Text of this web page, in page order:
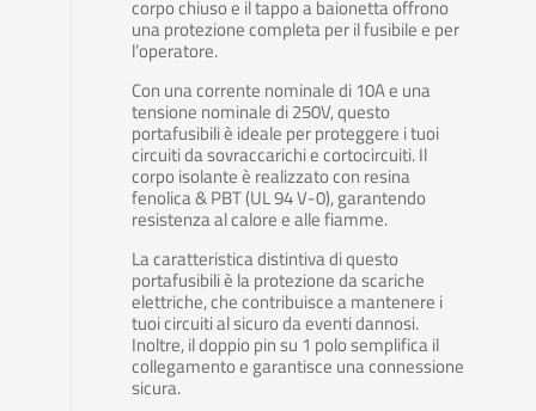
corpo chiuso e il tappo a baionetta offrono
una protezione completa per il fusibile e per
l’operatore.
Con una corrente nominale di 10A e una
tensione nominale di 250V, questo
portafusibili è ideale per proteggere i tuoi
circuiti da sovraccarichi e cortocircuiti. Il
corpo isolante è realizzato con resina
fenolica & PBT (UL 94 V-0), garantendo
resistenza al calore e alle fiamme.
La caratteristica distintiva di questo
portafusibili è la protezione da scariche
elettriche, che contribuisce a mantenere i
tuoi circuiti al sicuro da eventi dannosi.
Inoltre, il doppio pin su 1 polo semplifica il
collegamento e garantisce una connessione
sicura.